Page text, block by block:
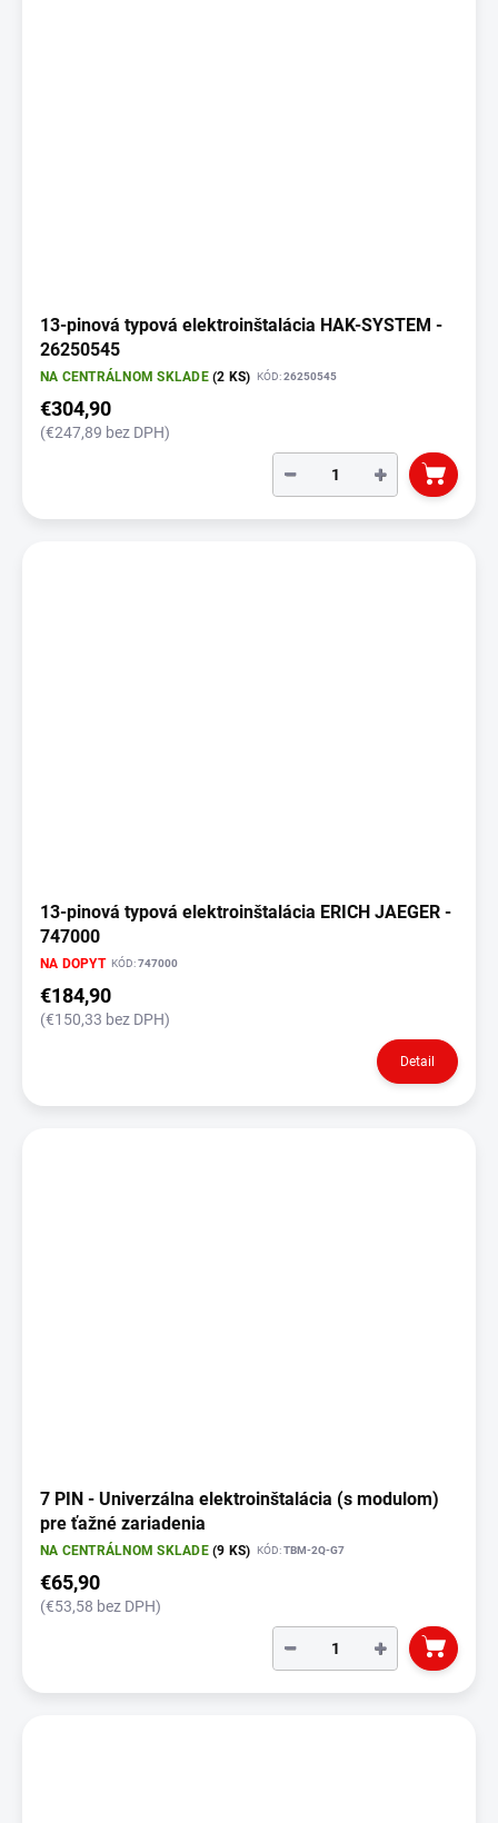
13-pinová typová elektroinštalácia HAK-SYSTEM -
26250545
NA CENTRÁLNOM SKLADE(2 KS) KÓD:26250545
€304,90
(€247,89 bez DPH)
+
−
13-pinová typová elektroinštalácia ERICH JAEGER -
747000
NA DOPYT KÓD:747000
€184,90
(€150,33 bez DPH)
Detail
7 PIN - Univerzálna elektroinštalácia (s modulom)
pre ťažné zariadenia
NA CENTRÁLNOM SKLADE(9 KS) KÓD:TBM-2Q-G7
€65,90
(€53,58 bez DPH)
+
−